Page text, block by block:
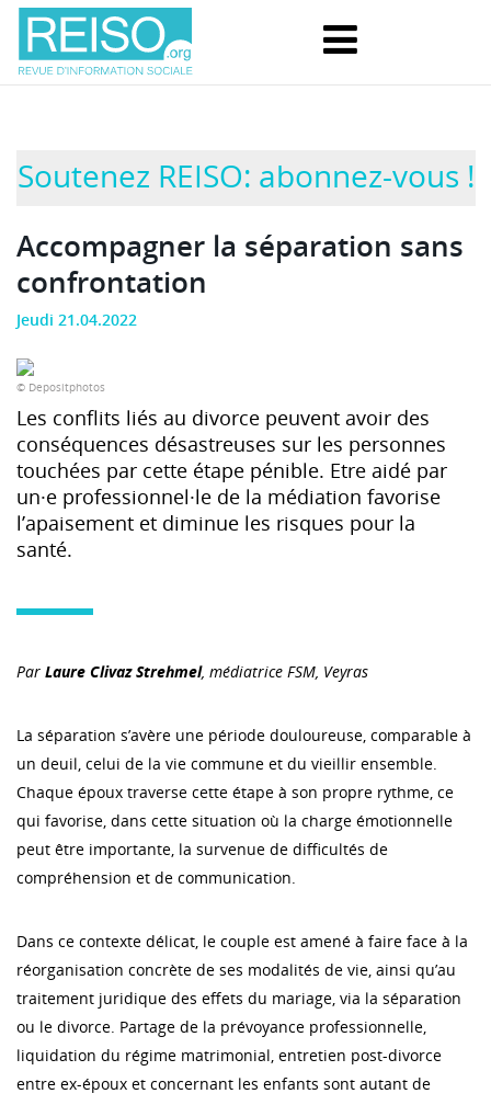
Soutenez REISO: abonnez-vous !
Accompagner la séparation sans
confrontation
Jeudi 21.04.2022
© Depositphotos
Les conflits liés au divorce peuvent avoir des
conséquences désastreuses sur les personnes
touchées par cette étape pénible. Etre aidé par
un·e professionnel·le de la médiation favorise
l’apaisement et diminue les risques pour la
santé.
Par Laure Clivaz Strehmel, médiatrice FSM, Veyras
La séparation s’avère une période douloureuse, comparable à
un deuil, celui de la vie commune et du vieillir ensemble.
Chaque époux traverse cette étape à son propre rythme, ce
qui favorise, dans cette situation où la charge émotionnelle
peut être importante, la survenue de difficultés de
compréhension et de communication.
Dans ce contexte délicat, le couple est amené à faire face à la
réorganisation concrète de ses modalités de vie, ainsi qu’au
traitement juridique des effets du mariage, via la séparation
ou le divorce. Partage de la prévoyance professionnelle,
liquidation du régime matrimonial, entretien post-divorce
entre ex-époux et concernant les enfants sont autant de